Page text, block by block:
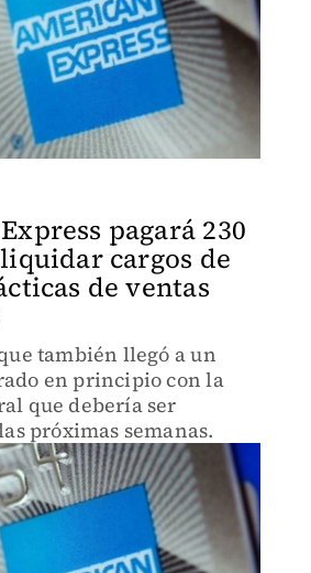
pagará 230
cargos de
de ventas
también llegó a un
en principio con la
que debería ser
próximas semanas.